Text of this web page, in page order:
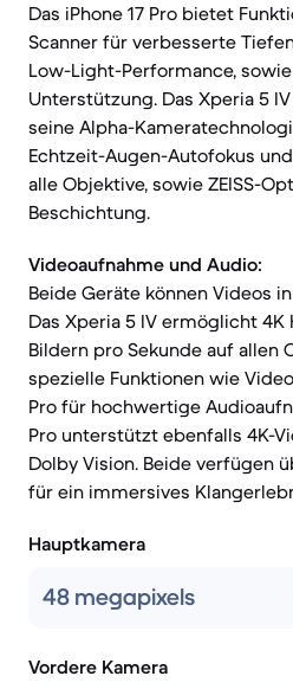
Das iPhone 17 Pro bietet
Scanner für verbesserte
Low-Light-Performance,
Unterstützung. Das Xperia 5
seine Alpha-
Echtzeit-Augen-Autofokus
alle Objektive, sowie ZEISS-
Beschichtung.
Videoaufnahme und Audio:
Beide Geräte können Videos
Das Xperia 5 IV ermöglicht 4K
Bildern pro Sekunde auf allen
spezielle Funktionen wie
Pro für hochwertige
Pro unterstützt ebenfalls 4K-
Dolby Vision. Beide verfügen
für ein immersives
Hauptkamera
48 megapixels
Vordere Kamera